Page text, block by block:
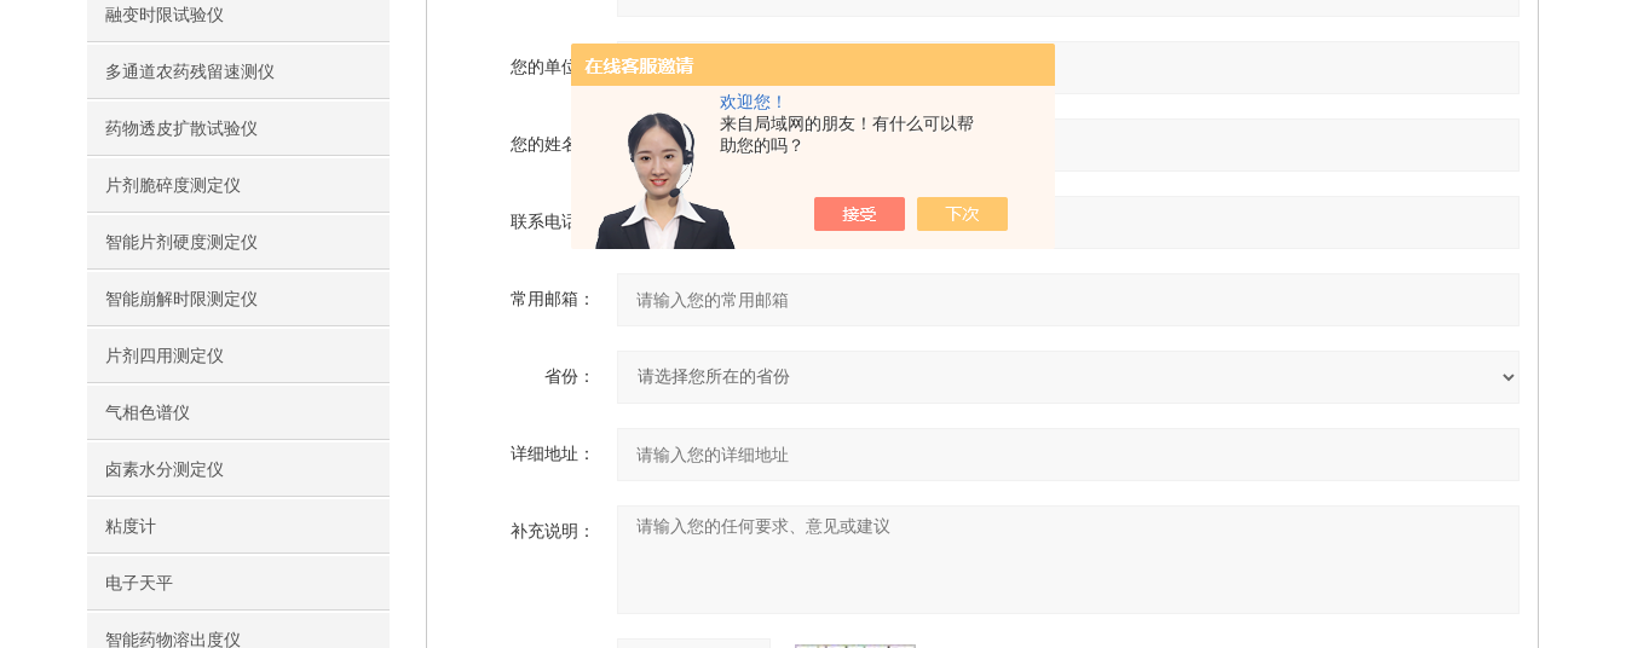
欢迎您！
来自局域网的朋友！有什么可以帮
助您的吗？
融变时限试验仪
多通道农药残留速测仪
药物透皮扩散试验仪
片剂脆碎度测定仪
智能片剂硬度测定仪
智能崩解时限测定仪
片剂四用测定仪
气相色谱仪
卤素水分测定仪
粘度计
电子天平
智能药物溶出度仪
您的单位：
您的姓名：
联系电话：
常用邮箱：
省份：
详细地址：
补充说明：